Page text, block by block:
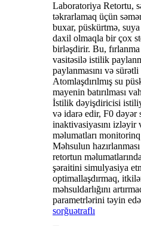
Laboratoriya Retortu,
təkrarlamaq üçün
buxar, püskürtmə, suya
daxil olmaqla bir çox
birləşdirir. Bu,
vasitəsilə istilik
paylanmasını və
Atomlaşdırılmış su
mayenin batırılması
İstilik dəyişdiricisi
və idarə edir, F0 dəyər
inaktivasiyasını izləyir
məlumatları
Məhsulun
retortun
şəraitini simulyasiya
optimallaşdırmaq,
məhsuldarlığını
parametrlərini təyin
sorğuətraflı